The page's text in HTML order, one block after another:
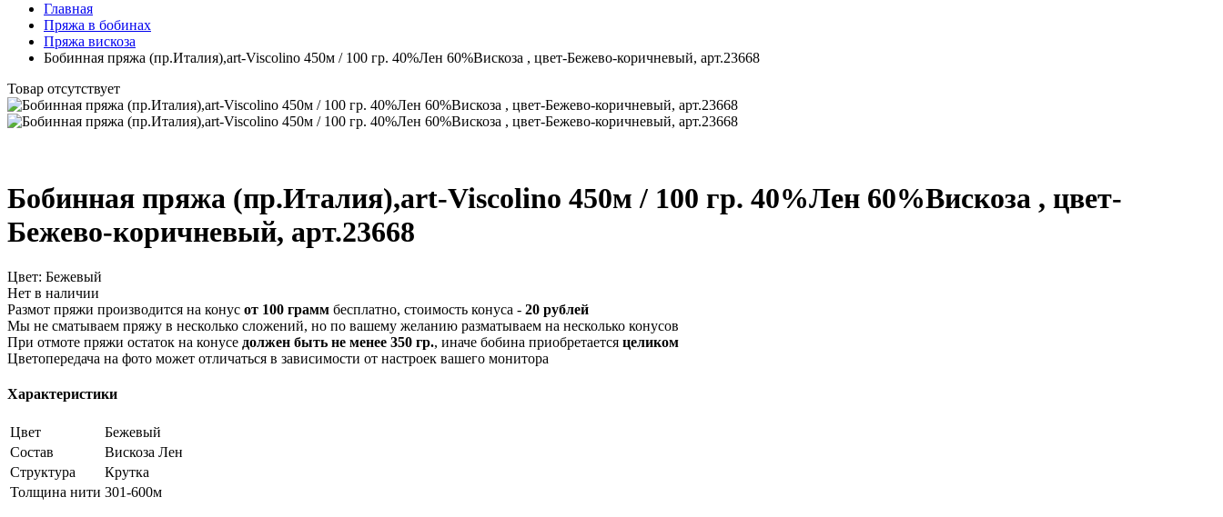
Главная
Пряжа в бобинах
Пряжа вискоза
Бобинная пряжа (пр.Италия),art-Viscolino 450м / 100 гр. 40%Лен 60%Вискоза , цвет-Бежево-коричневый, арт.23668
Товар отсутствует
Бобинная пряжа (пр.Италия),art-Viscolino 450м / 100 гр. 40%Лен 60%Вискоза , цвет-
Бежево-коричневый, арт.23668
Цвет: Бежевый
Нет в наличии
Размот пряжи производится на конус от 100 грамм бесплатно, стоимость конуса - 20 рублей
Мы не сматываем пряжу в несколько сложений, но по вашему желанию разматываем на несколько конусов
При отмоте пряжи остаток на конусе должен быть не менее 350 гр., иначе бобина приобретается целиком
Цветопередача на фото может отличаться в зависимости от настроек вашего монитора
Характеристики
Цвет
Бежевый
Состав
Вискоза Лен
Структура
Крутка
Толщина нити 301-600м